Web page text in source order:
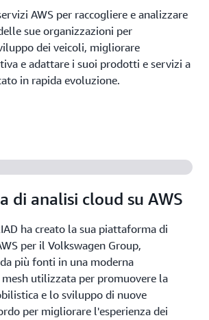
AWS per raccogliere e analizzare
sue organizzazioni per
dei veicoli, migliorare
e adattare i suoi prodotti e servizi a
in rapida evoluzione.
di analisi cloud su AWS
ha creato la sua piattaforma di
per il Volkswagen Group,
più fonti in una moderna
utilizzata per promuovere la
e lo sviluppo di nuove
per migliorare l'esperienza dei